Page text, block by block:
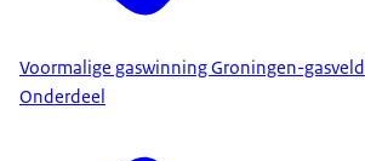
Voormalige gaswinning Groningen-gasveld
Onderdeel